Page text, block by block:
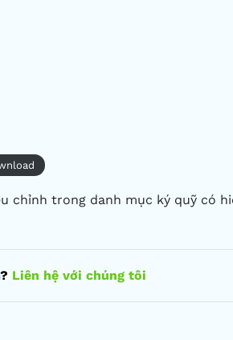
chỉnh trong danh mục ký quỹ có
Liên hệ với chúng tôi